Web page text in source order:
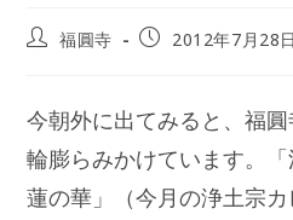
投
福圓寺
投
日:
2012年7月28日
今朝外に出てみると、福
輪膨らみかけています。
蓮の華」（今月の浄土宗